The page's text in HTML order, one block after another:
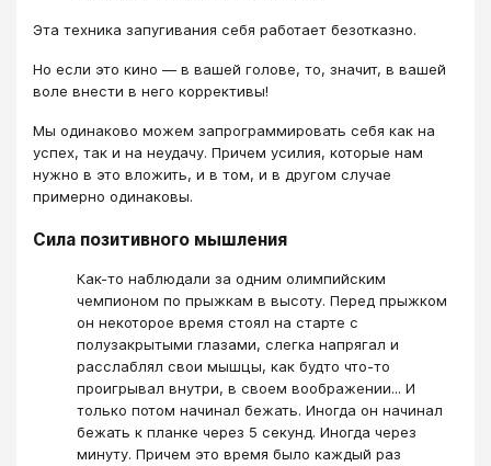
Эта техника запугивания себя работает безотказно.
Но если это кино — в вашей голове, то, значит, в вашей
воле внести в него коррективы!
Мы одинаково можем запрограммировать себя как на
успех, так и на неудачу. Причем усилия, которые нам
нужно в это вложить, и в том, и в другом случае
примерно одинаковы.
Сила позитивного мышления
Как-то наблюдали за одним олимпийским
чемпионом по прыжкам в высоту. Перед прыжком
он некоторое время стоял на старте с
полузакрытыми глазами, слегка напрягал и
расслаблял свои мышцы, как будто что-то
проигрывал внутри, в своем воображении... И
только потом начинал бежать. Иногда он начинал
бежать к планке через 5 секунд. Иногда через
минуту. Причем это время было каждый раз